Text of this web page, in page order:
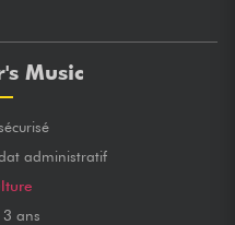
Music
administratif
ans